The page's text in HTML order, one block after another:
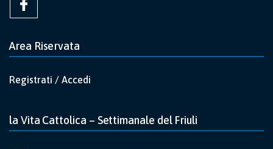
Area Riservata
Registrati / Accedi
la Vita Cattolica – Settimanale del Friuli